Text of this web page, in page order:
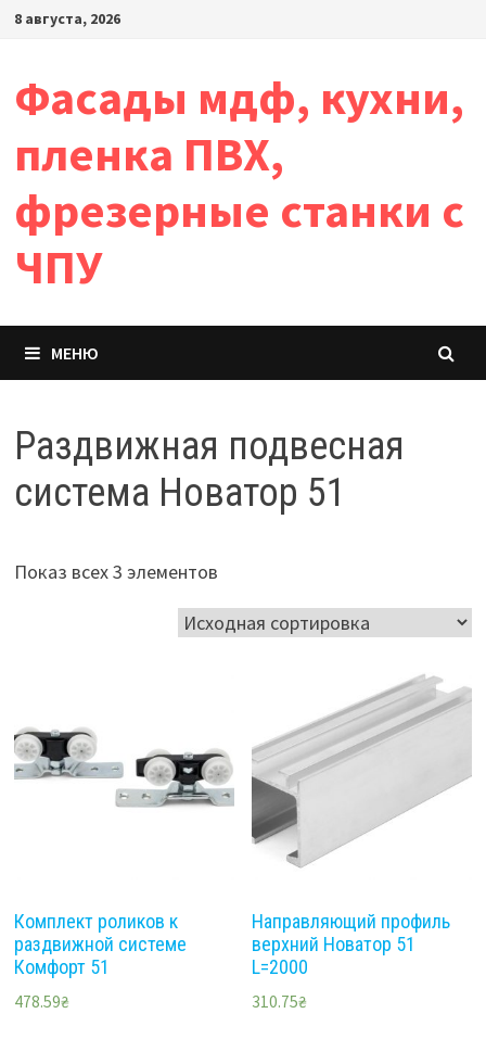
Перейти
8 августа, 2026
Фасады мдф, кухни,
пленка ПВХ,
фрезерные станки с
ЧПУ
МЕНЮ
Раздвижная подвесная
система Новатор 51
Показ всех 3 элементов
Комплект роликов к
раздвижной системе
Комфорт 51
478.59₴
Направляющий профиль
верхний Новатор 51
L=2000
310.75₴